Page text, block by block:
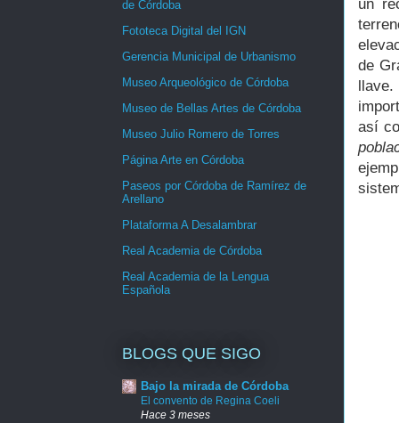
un
de
así
de Córdoba
Fototeca Digital del IGN
Gerencia Municipal de Urbanismo
Museo Arqueológico de Córdoba
Museo de Bellas Artes de Córdoba
Museo Julio Romero de Torres
Página Arte en Córdoba
Paseos por Córdoba de Ramírez de
Arellano
Plataforma A Desalambrar
Real Academia de Córdoba
Real Academia de la Lengua
Española
BLOGS QUE SIGO
Bajo la mirada de Córdoba
El convento de Regina Coeli
Hace 3 meses